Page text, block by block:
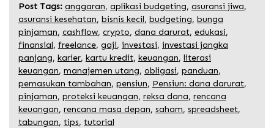
Post Tags: anggaran, aplikasi budgeting, asuransi jiwa,
asuransi kesehatan, bisnis kecil, budgeting, bunga
pinjaman, cashflow, crypto, dana darurat, edukasi,
finansial, freelance, gaji, investasi, investasi jangka
panjang, karier, kartu kredit, keuangan, literasi
keuangan, manajemen utang, obligasi, panduan,
pemasukan tambahan, pensiun, Pensiun: dana darurat,
pinjaman, proteksi keuangan, reksa dana, rencana
keuangan, rencana masa depan, saham, spreadsheet,
tabungan, tips, tutorial